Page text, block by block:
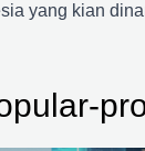
yang kian